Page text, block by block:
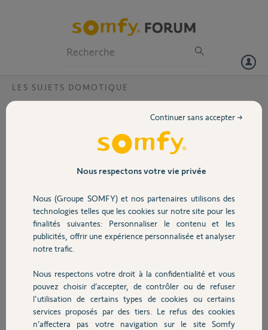
Volet
Sécurité
Domotique
Chauffage
Autres produits
LES SUJETS DOMOTIQUE
Erreurs avec APPS Tahoma
j'ai chaque jour des erreurs dans mon APPS
Alexa (ouverture et fermeture des volets).
en fonction des jours le volet n'est pas le même.
j'ai déjà déplacé la box à différents endroits pour
éliminer les perturbations radio mais sans
succès.
Le code pin de la Box est 2114-8441-2189 et sa
version est 2024.4.3-2.
D'avance Merci de votre support ,
Bien à vous
Nous respectons votre vie privée
Nous (Groupe SOMFY) et nos partenaires utilisons des
technologies telles que les cookies sur notre site pour les
finalités suivantes: Personnaliser le contenu et les
publicités, offrir une expérience personnalisée et analyser
notre trafic.
Nous respectons votre droit à la confidentialité et vous
pouvez choisir d’accepter, de contrôler ou de refuser
l'utilisation de certains types de cookies ou certains
services proposés par des tiers. Le refus des cookies
n’affectera pas votre navigation sur le site Somfy
Continuer sans accepter →